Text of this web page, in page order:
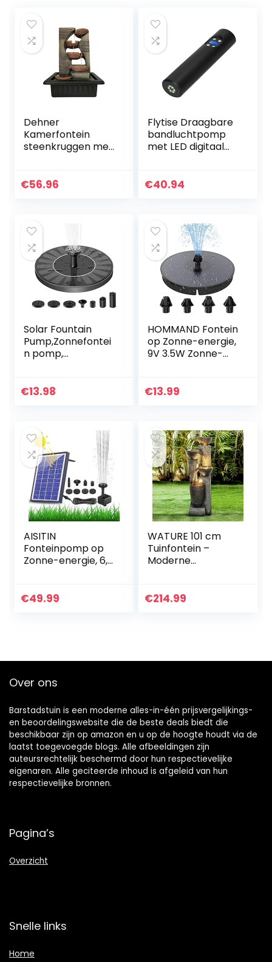
Dehner
Kamerfontein
steenkruggen met
polyhars,
€56.96
Flytise Draagbare
bandluchtpomp
met LED digitaal
oplaadbare
€40.94
Solar Fountain
Pump,Zonnefontei
n pomp,
vogelbad,
€13.98
HOMMAND Fontein
op Zonne-energie,
9V 3.5W Zonne-
en 4 Sproeiers,
€13.99
AISITIN
Fonteinpomp op
Zonne-energie, 6,5
Verbeterde
€49.99
WATURE 101 cm
Tuinfontein –
Moderne
watergeluiden,
€214.99
Over ons
Barstadstuin is een moderne alles-in-één prijsvergelijkings-
en beoordelingswebsite die de beste deals biedt die
beschikbaar zijn op amazon en u op de hoogte houdt via de
laatst toegevoegde blogs. Alle afbeeldingen zijn
auteursrechtelijk beschermd door hun respectievelijke
eigenaren. Alle geciteerde inhoud is afgeleid van hun
respectievelijke bronnen.
Pagina’s
Overzicht
Snelle links
Home